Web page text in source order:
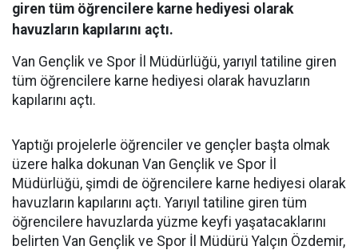
giren tüm öğrencilere karne hediyesi olarak
havuzların kapılarını açtı.
Van Gençlik ve Spor İl Müdürlüğü, yarıyıl tatiline giren
tüm öğrencilere karne hediyesi olarak havuzların
kapılarını açtı.
Yaptığı projelerle öğrenciler ve gençler başta olmak
üzere halka dokunan Van Gençlik ve Spor İl
Müdürlüğü, şimdi de öğrencilere karne hediyesi olarak
havuzların kapılarını açtı. Yarıyıl tatiline giren tüm
öğrencilere havuzlarda yüzme keyfi yaşatacaklarını
belirten Van Gençlik ve Spor İl Müdürü Yalçın Özdemir,